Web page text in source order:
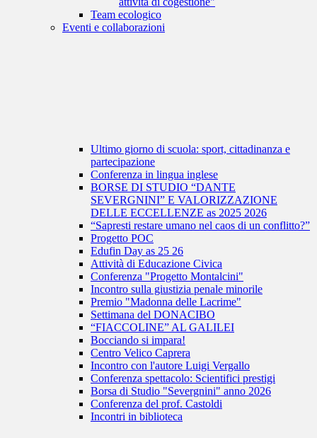
Team ecologico
Eventi e collaborazioni
Ultimo giorno di scuola: sport, cittadinanza e
partecipazione
Conferenza in lingua inglese
BORSE DI STUDIO “DANTE
SEVERGNINI” E VALORIZZAZIONE
DELLE ECCELLENZE as 2025 2026
“Sapresti restare umano nel caos di un conflitto?”
Progetto POC
Edufin Day as 25 26
Attività di Educazione Civica
Conferenza "Progetto Montalcini"
Incontro sulla giustizia penale minorile
Premio "Madonna delle Lacrime"
Settimana del DONACIBO
“FIACCOLINE” AL GALILEI
Bocciando si impara!
Centro Velico Caprera
Incontro con l'autore Luigi Vergallo
Conferenza spettacolo: Scientifici prestigi
Borsa di Studio "Severgnini" anno 2026
Conferenza del prof. Castoldi
Incontri in biblioteca